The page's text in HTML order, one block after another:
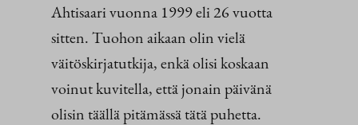
Ahtisaari vuonna 1999 eli 26 vuotta
sitten. Tuohon aikaan olin vielä
väitöskirjatutkija, enkä olisi koskaan
voinut kuvitella, että jonain päivänä
olisin täällä pitämässä tätä puhetta.